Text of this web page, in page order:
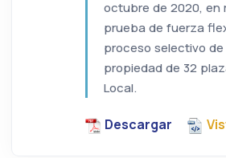
octubre de 2020, en
prueba de fuerza
proceso selectivo
propiedad de 32
Local.
Descargar